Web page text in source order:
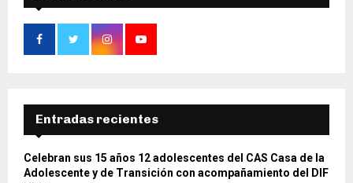
Entradas recientes
Celebran sus 15 años 12 adolescentes del CAS Casa de la
Adolescente y de Transición con acompañamiento del DIF